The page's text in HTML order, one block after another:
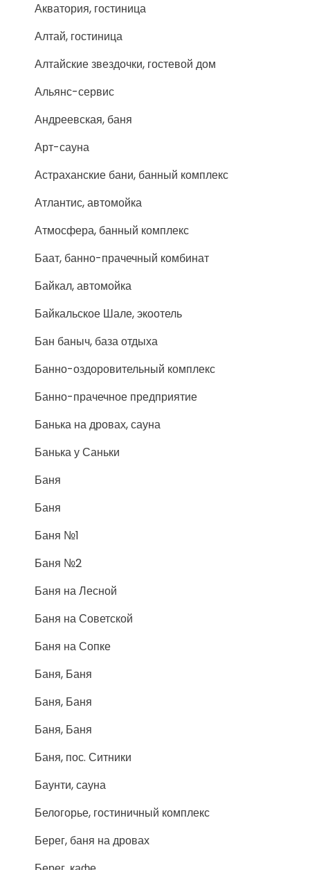
Акватория, гостиница
Алтай, гостиница
Алтайские звездочки, гостевой дом
Альянс-сервис
Андреевская, баня
Арт-сауна
Астраханские бани, банный комплекс
Атлантис, автомойка
Атмосфера, банный комплекс
Баат, банно-прачечный комбинат
Байкал, автомойка
Байкальское Шале, экоотель
Бан баныч, база отдыха
Банно-оздоровительный комплекс
Банно-прачечное предприятие
Банька на дровах, сауна
Банька у Саньки
Баня
Баня
Баня №1
Баня №2
Баня на Лесной
Баня на Советской
Баня на Сопке
Баня, Баня
Баня, Баня
Баня, Баня
Баня, пос. Ситники
Баунти, сауна
Белогорье, гостиничный комплекс
Берег, баня на дровах